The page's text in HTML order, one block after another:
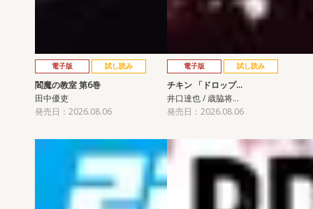
電子版 試し読み
閻魔の教室 第6巻
田中優吏
発売日：2026.08.06
電子版 試し読み
チキン 「ドロップ…
井口達也 / 歳脇将…
発売日：2026.08.06